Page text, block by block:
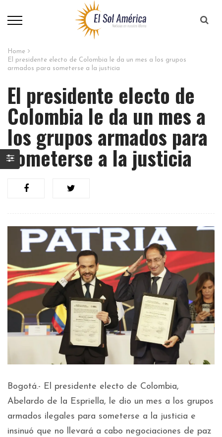
Home
El presidente electo de Colombia le da un mes a los grupos
armados para someterse a la justicia
El presidente electo de
Colombia le da un mes a
los grupos armados para
someterse a la justicia
Bogotá.- El presidente electo de Colombia,
Abelardo de la Espriella, le dio un mes a los grupos
armados ilegales para someterse a la justicia e
insinuó que no llevará a cabo negociaciones de paz